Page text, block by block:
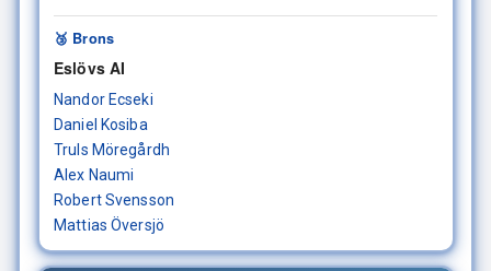
🥉 Brons
Eslövs AI
Nandor Ecseki
Daniel Kosiba
Truls Möregårdh
Alex Naumi
Robert Svensson
Mattias Översjö